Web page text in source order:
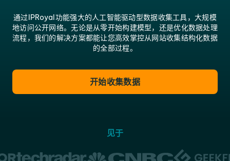
通过IPRoyal功能强大的人工智能驱动型数据收集工具，大规模
地访问公开网络。无论是从零开始构建模型，还是优化数据处理
流程，我们的解决方案都能让您高效掌控从网站收集结构化数据
的全部过程。
开始收集数据
见于